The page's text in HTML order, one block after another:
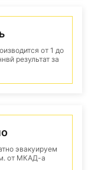
от 1 до
результат за
эвакуируем
от МКАД-а